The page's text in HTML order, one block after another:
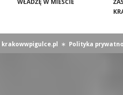
WŁADZĘ W MIEŚCIE
krakowwpigulce.pl ∗ Polityka